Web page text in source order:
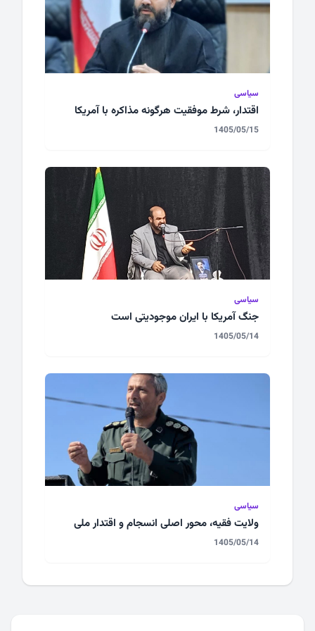
سیاسی
اقتدار، شرط موفقیت هرگونه مذاکره با آمریکا
1405/05/15
سیاسی
جنگ آمریکا با ایران موجودیتی است
1405/05/14
سیاسی
ولایت فقیه، محور اصلی انسجام و اقتدار ملی
1405/05/14